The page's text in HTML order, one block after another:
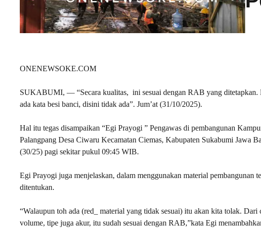
ONENEWSOKE.COM
SUKABUMI, — “Secara kualitas, ini sesuai dengan RAB yang ditetapkan.
ada kata besi banci, disini tidak ada”. Jum’at (31/10/2025).
Hal itu tegas disampaikan “Egi Prayogi ” Pengawas di pembangunan
Palangpang Desa Ciwaru Kecamatan Ciemas, Kabupaten Sukabumi Jawa
(30/25) pagi sekitar pukul 09:45 WIB.
Egi Prayogi juga menjelaskan, dalam menggunakan material pembangunan
ditentukan.
“Walaupun toh ada (red_ material yang tidak sesuai) itu akan kita tolak.
volume, tipe juga akur, itu sudah sesuai dengan RAB,”kata Egi